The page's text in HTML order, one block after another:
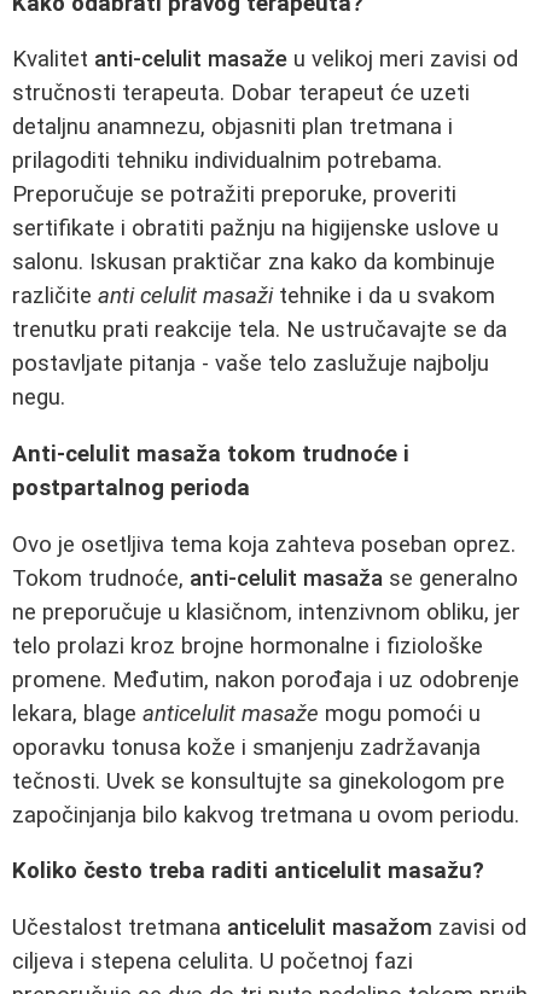
Kvalitet anti-celulit masaže u velikoj meri zavisi od
stručnosti terapeuta. Dobar terapeut će uzeti
detaljnu anamnezu, objasniti plan tretmana i
prilagoditi tehniku individualnim potrebama.
Preporučuje se potražiti preporuke, proveriti
sertifikate i obratiti pažnju na higijenske uslove u
salonu. Iskusan praktičar zna kako da kombinuje
različite anti celulit masažitehnike i da u svakom
trenutku prati reakcije tela. Ne ustručavajte se da
postavljate pitanja - vaše telo zaslužuje najbolju
negu.
Anti-celulit masaža tokom trudnoće i
postpartalnog perioda
Ovo je osetljiva tema koja zahteva poseban oprez.
Tokom trudnoće, anti-celulit masaža se generalno
ne preporučuje u klasičnom, intenzivnom obliku, jer
telo prolazi kroz brojne hormonalne i fiziološke
promene. Međutim, nakon porođaja i uz odobrenje
lekara, blage anticelulit masaže mogu pomoći u
oporavku tonusa kože i smanjenju zadržavanja
tečnosti. Uvek se konsultujte sa ginekologom pre
započinjanja bilo kakvog tretmana u ovom periodu.
Koliko često treba raditi anticelulit masažu?
Učestalost tretmana anticelulit masažom zavisi od
ciljeva i stepena celulita. U početnoj fazi